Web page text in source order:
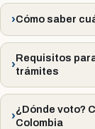
Cómo saber
Requisitos
trámites
¿Dónde voto?
Colombia